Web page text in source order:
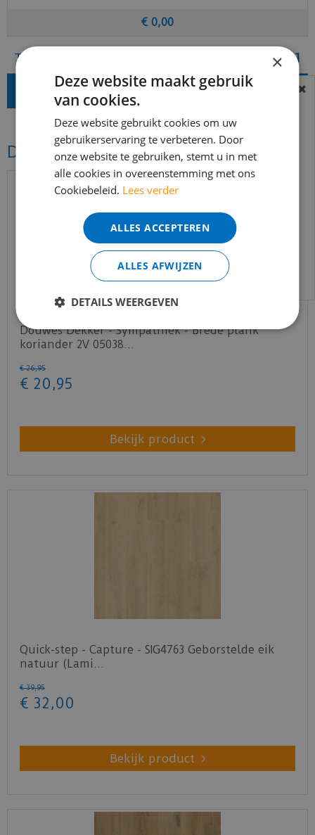
€ 0,00
Totaal (incl. BTW) 49 81
Dit vind je misschien ook mooi!
Douwes Dekker - Sympathiek - Brede plank
koriander 2V 05038…
€ 26,95
€ 20 ,95
Bekijk product
Quick-step - Capture - SIG4763 Geborstelde eik
natuur (Lami…
€ 39,95
€ 32 ,00
Bekijk product
BEREIKBAARHEID
In verband met de vakantie periode zijn wij
t/m 14 augustus telefonisch helaas niet
bereikbaar.
Bestelling worden uiteraard verwerkt
echter iets minder snel dan wat je van ons
gewend bent.
Voor vragen kan je ons bereiken via
info@merkvloerenwinkel.nl
×
Deze website maakt gebruik
van cookies.
Deze website gebruikt cookies om uw
gebruikerservaring te verbeteren. Door
onze website te gebruiken, stemt u in met
alle cookies in overeenstemming met ons
Cookiebeleid. Lees verder
ALLES ACCEPTEREN
ALLES AFWIJZEN
DETAILS WEERGEVEN